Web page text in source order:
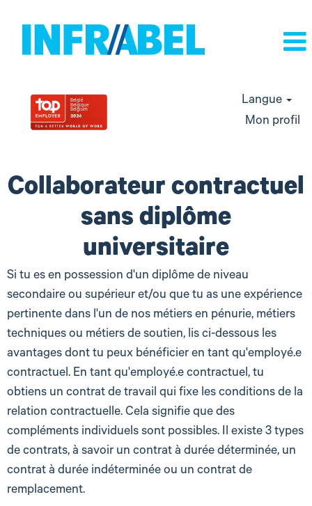
Langue
Mon profil
Infrabel
contrat
Collaborateur contractuel
sans diplôme
universitaire
Si tu es en possession d'un diplôme de niveau
secondaire ou supérieur et/ou que tu as une expérience
pertinente dans l'un de nos métiers en pénurie, métiers
techniques ou métiers de soutien, lis ci-dessous les
avantages dont tu peux bénéficier en tant qu'employé.e
contractuel. En tant qu'employé.e contractuel, tu
obtiens un contrat de travail qui fixe les conditions de la
relation contractuelle. Cela signifie que des
compléments individuels sont possibles. Il existe 3 types
de contrats, à savoir un contrat à durée déterminée, un
contrat à durée indéterminée ou un contrat de
remplacement.